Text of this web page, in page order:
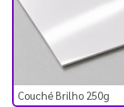
Couché Brilho 250g